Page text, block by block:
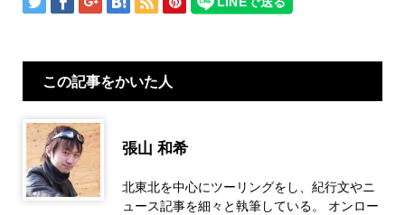
この記事をかいた人
張山 和希
北東北を中心にツーリングをし、紀行文やニ
ュース記事を細々と執筆している。 オンロー